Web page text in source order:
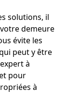
solutions, il
demeure
évite les
peut y être
à
pour
à